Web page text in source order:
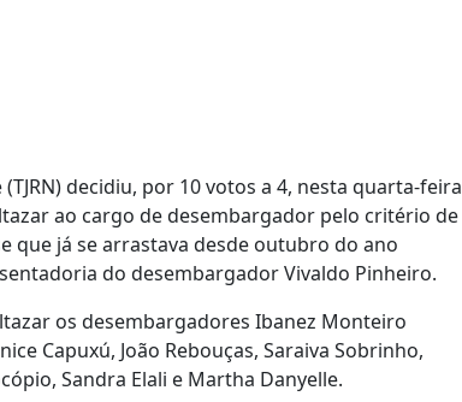
decidiu, por 10 votos a 4, nesta quarta-feira
ao cargo de desembargador pelo critério de
que já se arrastava desde outubro do ano
do desembargador Vivaldo Pinheiro.
os desembargadores Ibanez Monteiro
Capuxú, João Rebouças, Saraiva Sobrinho,
Sandra Elali e Martha Danyelle.